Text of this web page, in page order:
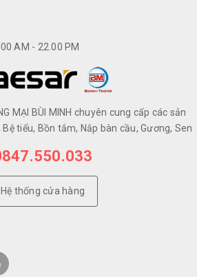
AM - 22.00 PM
MẠI BÙI MINH chuyên cung cấp các sản
tiểu, Bồn tắm, Nắp bàn cầu, Gương, Sen
Hệ thống cửa hàng